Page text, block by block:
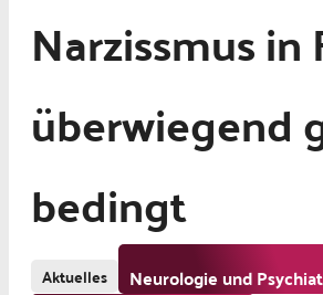
Narzissmus
überwiegend
bedingt
Aktuelles
Neurologie und